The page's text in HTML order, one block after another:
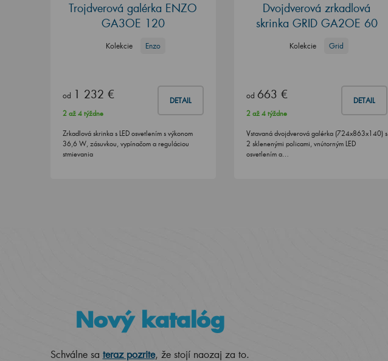
Trojdverová galérka ENZO
GA3OE 120
Kolekcie Enzo
od 1 232 € DETAIL
2 až 4 týždne
Zrkadlová skrinka s LED osvetlením s výkonom
36,6 W, zásuvkou, vypínačom a reguláciou
stmievania
Dvojdverová zrkadlová
skrinka GRID GA2OE 60
Kolekcie Grid
od 663 € DETAIL
2 až 4 týždne
Vstavaná dvojdverová galérka (724x863x140) s
2 sklenenými policami, vnútorným LED
osvetlením a…
Nový katalóg
Schválne sa teraz pozrite, že stojí naozaj za to.